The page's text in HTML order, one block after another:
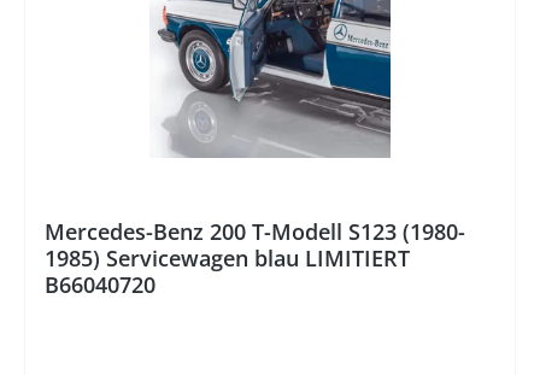
Mercedes-Benz 200 T-Modell S123 (1980-
1985) Servicewagen blau LIMITIERT
B66040720